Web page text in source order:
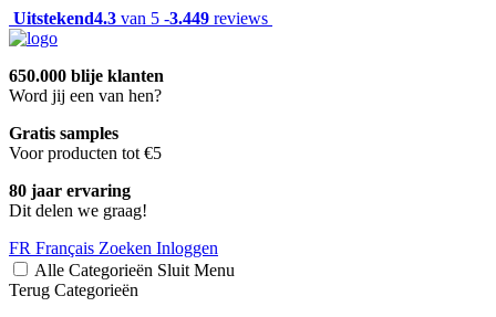
Uitstekend4.3 van 5 -3.449 reviews
650.000 blije klanten
Word jij een van hen?
Gratis samples
Voor producten tot €5
80 jaar ervaring
Dit delen we graag!
FR Français Zoeken Inloggen
Alle Categorieën Sluit Menu
Terug Categorieën